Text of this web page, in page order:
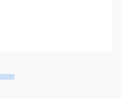
i loro sensi